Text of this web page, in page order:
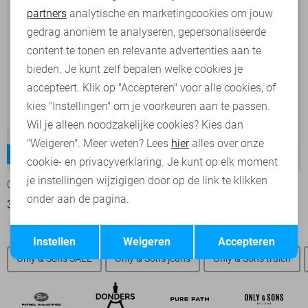
Only & Sons Jeans
39,95 49,99
Only & Sons Jeans
Only & Sons SALE Only & Sons jeans Only & Sons truien
Marketing cookies
Terug Opslaan
partners analytische en marketingcookies om jouw
gedrag anoniem te analyseren, gepersonaliseerde
content te tonen en relevante advertenties aan te
bieden. Je kunt zelf bepalen welke cookies je
accepteert. Klik op "Accepteren" voor alle cookies, of
kies "Instellingen" om je voorkeuren aan te passen.
Wil je alleen noodzakelijke cookies? Kies dan
"Weigeren". Meer weten? Lees hieralles over onze
cookie- en privacyverklaring. Je kunt op elk moment
je instellingen wijzigigen door op de link te klikken
onder aan de pagina.
Accepteren
Weigeren
Instellen